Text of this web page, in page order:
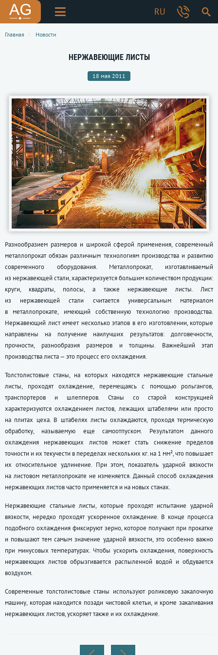
RU
Главная Новости
НЕРЖАВЕЮЩИЕ ЛИСТЫ
18 мая 2011
Разнообразием размеров и широкой сферой применения, современный
металлопрокат обязан различным технологиям производства и развитию
современного оборудования. Металлопрокат, изготавливаемый
из нержавеющей стали, характеризуется большим количеством продукции:
круги, квадраты, полосы, а также нержавеющие листы. Лист
из нержавеющей стали считается универсальным материалом
в металлопрокате, имеющий собственную технологию производства.
Нержавеющий лист имеет несколько этапов в его изготовлении, которые
направлены на получение наилучших результатов: долговечности,
прочности, разнообразия размеров и толщины. Важнейший этап
производства листа — это процесс его охлаждения.
Толстолистовые станы, на которых находятся нержавеющие стальные
листы, проходят охлаждение, перемещаясь с помощью рольгангов,
транспортеров и шлепперов. Станы со старой конструкцией
характеризуются охлаждением листов, лежащих штабелями или просто
на плитах цеха. В штабелях листы охлаждаются, проходя термическую
обработку, называемую еще самоотпуском. Результатом данного
охлаждения нержавеющих листов может стать снижение пределов
точности и их текучести в переделах нескольких кг. на 1 мм², что повышает
их относительное удлинение. При этом, показатель ударной вязкости
на листовом металлопрокате не изменяется. Данный способ охлаждения
нержавеющих листов часто применяется и на новых станах.
Нержавеющие стальные листы, которые проходят испытание ударной
вязкости, нередко проходят ускоренное охлаждение. В конце процесса
подобного охлаждения фиксируют зерно, которое получают при прокатке
и повышают тем самым значение ударной вязкости, это особенно важно
при минусовых температурах. Чтобы ускорить охлаждения, поверхность
нержавеющих листов обрызгивается распыленной водой и обдувается
воздухом.
Современные толстолистовые станы используют роликовую закалочную
машину, которая находится позади чистовой клетьи, и кроме закаливания
нержавеющих листов, ускоряет также и их охлаждение.